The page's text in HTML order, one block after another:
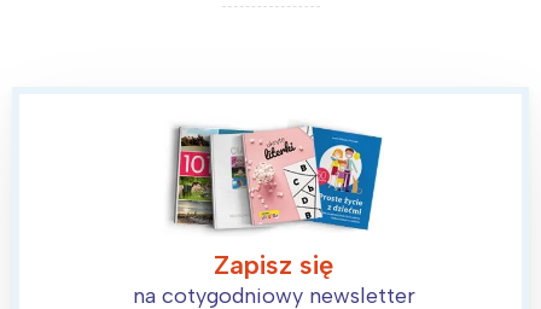
Zapisz się
na cotygodniowy newsletter